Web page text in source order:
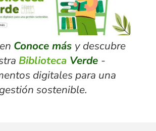
Conoce más y descubre
Biblioteca Verde -
digitales para una
gestión sostenible.